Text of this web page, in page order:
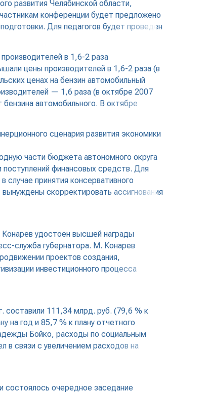
развития Челябинской области,
конференции будет предложено
Для педагогов будет проведен
в 1,6-2 раза
цены производителей в 1,6-2 раза (в
ценах на бензин автомобильный
— 1,6 раза (в октябре 2007
автомобильного. В октябре
сценария развития экономики
части бюджета автономного округа
поступлений финансовых средств. Для
принятия консервативного
скорректировать ассигнования
удостоен высшей награды
служба губернатора. М. Конарев
проектов создания,
инвестиционного процесса
111,34 млрд. руб. (79,6 % к
на год и 85,7 % к плану отчетного
Бойко, расходы по социальным
связи с увеличением расходов на
состоялось очередное заседание